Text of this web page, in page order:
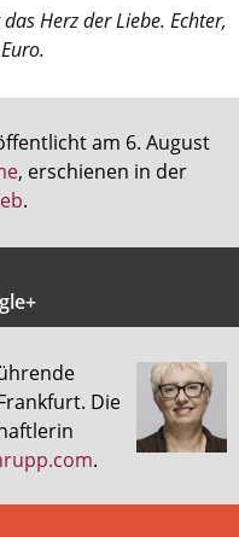
Herz der Liebe. Echter,
am 6. August
, erschienen in der
.
Die
.